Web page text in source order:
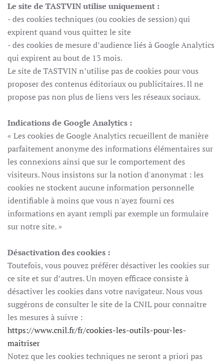
Le site de TASTVIN utilise uniquement :
- des cookies techniques (ou cookies de session) qui
expirent quand vous quittez le site
- des cookies de mesure d’audience liés à Google Analytics
qui expirent au bout de 13 mois.
Le site de TASTVIN n’utilise pas de cookies pour vous
proposer des contenus éditoriaux ou publicitaires. Il ne
propose pas non plus de liens vers les réseaux sociaux.
Indications de Google Analytics :
« Les cookies de Google Analytics recueillent de manière
parfaitement anonyme des informations élémentaires sur
les connexions ainsi que sur le comportement des
visiteurs. Nous insistons sur la notion d'anonymat : les
cookies ne stockent aucune information personnelle
identifiable à moins que vous n'ayez fourni ces
informations en ayant rempli par exemple un formulaire
sur notre site. »
Désactivation des cookies :
Toutefois, vous pouvez préférer désactiver les cookies sur
ce site et sur d’autres. Un moyen efficace consiste à
désactiver les cookies dans votre navigateur. Nous vous
suggérons de consulter le site de la CNIL pour connaître
les mesures à suivre :
https://www.cnil.fr/fr/cookies-les-outils-pour-les-
maitriser
Notez que les cookies techniques ne seront a priori pas